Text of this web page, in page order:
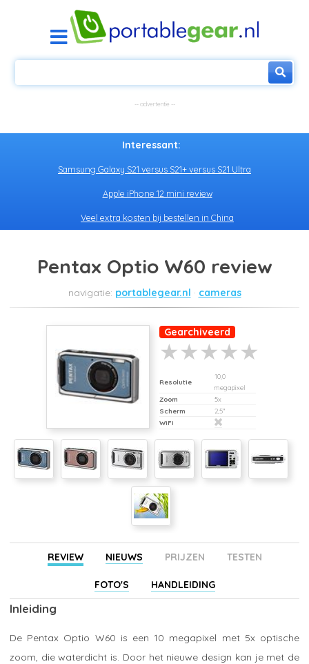
Interessant:
Samsung Galaxy S21 versus S21+ versus S21 Ultra
Apple iPhone 12 mini review
Veel extra kosten bij bestellen in China
Pentax Optio W60 review
portablegear.nl cameras
Gearchiveerd
Resolutie
10,0
megapixel
Zoom
5x
Scherm
2,5"
WiFi
REVIEW NIEUWS PRIJZEN TESTEN
FOTO'S HANDLEIDING
Inleiding
De Pentax Optio W60 is een 10 megapixel met 5x optische
zoom, die waterdicht is. Door het nieuwe design kan je met de